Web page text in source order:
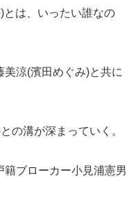
とは、いったい誰なの
涼(濱田めぐみ)と共に
の溝が深まっていく。
ブローカー小見浦憲男